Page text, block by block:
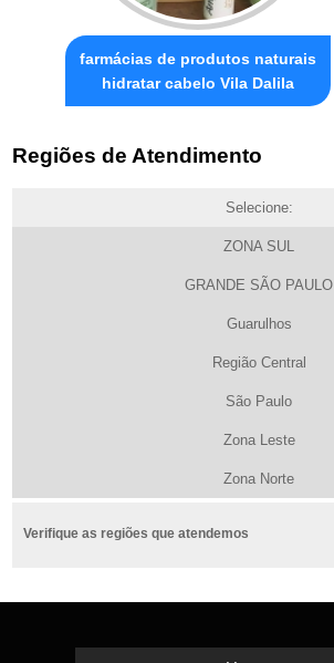
farmácias de produtos naturais
hidratar cabelo Vila Dalila
Regiões de Atendimento
Selecione:
ZONA SUL
GRANDE SÃO PAULO
Guarulhos
Região Central
São Paulo
Zona Leste
Zona Norte
Verifique as regiões que atendemos